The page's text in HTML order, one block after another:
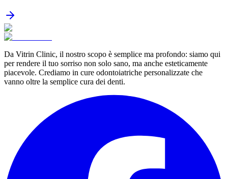
Da Vitrin Clinic, il nostro scopo è semplice ma profondo: siamo qui
per rendere il tuo sorriso non solo sano, ma anche esteticamente
piacevole. Crediamo in cure odontoiatriche personalizzate che
vanno oltre la semplice cura dei denti.